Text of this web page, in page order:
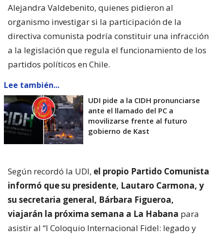
Alejandra Valdebenito, quienes pidieron al
organismo investigar si la participación de la
directiva comunista podría constituir una infracción
a la legislación que regula el funcionamiento de los
partidos políticos en Chile.
Lee también...
UDI pide a la CIDH pronunciarse
ante el llamado del PC a
movilizarse frente al futuro
gobierno de Kast
Según recordó la UDI, el propio Partido Comunista
informó que su presidente, Lautaro Carmona, y
su secretaria general, Bárbara Figueroa,
viajarán la próxima semana a La Habana para
asistir al “I Coloquio Internacional Fidel: legado y